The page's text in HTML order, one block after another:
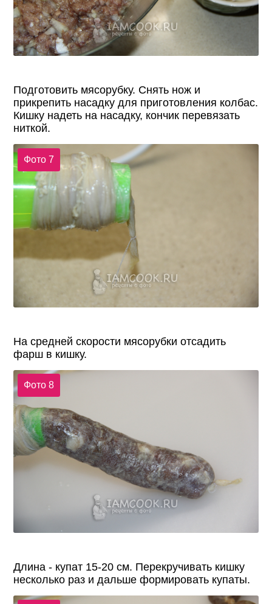
Подготовить мясорубку. Снять нож и
прикрепить насадку для приготовления колбас.
Кишку надеть на насадку, кончик перевязать
ниткой.
Фото 7
На средней скорости мясорубки отсадить
фарш в кишку.
Фото 8
Длина - купат 15-20 см. Перекручивать кишку
несколько раз и дальше формировать купаты.